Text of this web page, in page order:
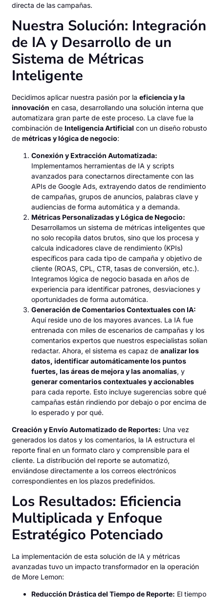
directa de las campañas.
Nuestra Solución: Integración
de IA y Desarrollo de un
Sistema de Métricas
Inteligente
Decidimos aplicar nuestra pasión por la eficiencia y la
innovación en casa, desarrollando una solución interna que
automatizara gran parte de este proceso. La clave fue la
combinación de Inteligencia Artificial con un diseño robusto
de métricas y lógica de negocio:
Conexión y Extracción Automatizada:
Implementamos herramientas de IA y scripts
avanzados para conectarnos directamente con las
APIs de Google Ads, extrayendo datos de rendimiento
de campañas, grupos de anuncios, palabras clave y
audiencias de forma automática y a demanda.
Métricas Personalizadas y Lógica de Negocio:
Desarrollamos un sistema de métricas inteligentes que
no solo recopila datos brutos, sino que los procesa y
calcula indicadores clave de rendimiento (KPIs)
específicos para cada tipo de campaña y objetivo de
cliente (ROAS, CPL, CTR, tasas de conversión, etc.).
Integramos lógica de negocio basada en años de
experiencia para identificar patrones, desviaciones y
oportunidades de forma automática.
Generación de Comentarios Contextuales con IA:
Aquí reside uno de los mayores avances. La IA fue
entrenada con miles de escenarios de campañas y los
comentarios expertos que nuestros especialistas solían
redactar. Ahora, el sistema es capaz de analizar los
datos, identificar automáticamente los puntos
fuertes, las áreas de mejora y las anomalías, y
generar comentarios contextuales y accionables
para cada reporte. Esto incluye sugerencias sobre qué
campañas están rindiendo por debajo o por encima de
lo esperado y por qué.
Creación y Envío Automatizado de Reportes: Una vez
generados los datos y los comentarios, la IA estructura el
reporte final en un formato claro y comprensible para el
cliente. La distribución del reporte se automatizó,
enviándose directamente a los correos electrónicos
correspondientes en los plazos predefinidos.
Los Resultados: Eficiencia
Multiplicada y Enfoque
Estratégico Potenciado
La implementación de esta solución de IA y métricas
avanzadas tuvo un impacto transformador en la operación
de More Lemon:
Reducción Drástica del Tiempo de Reporte: El tiempo